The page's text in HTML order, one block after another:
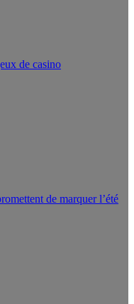
de casino
de marquer l’été